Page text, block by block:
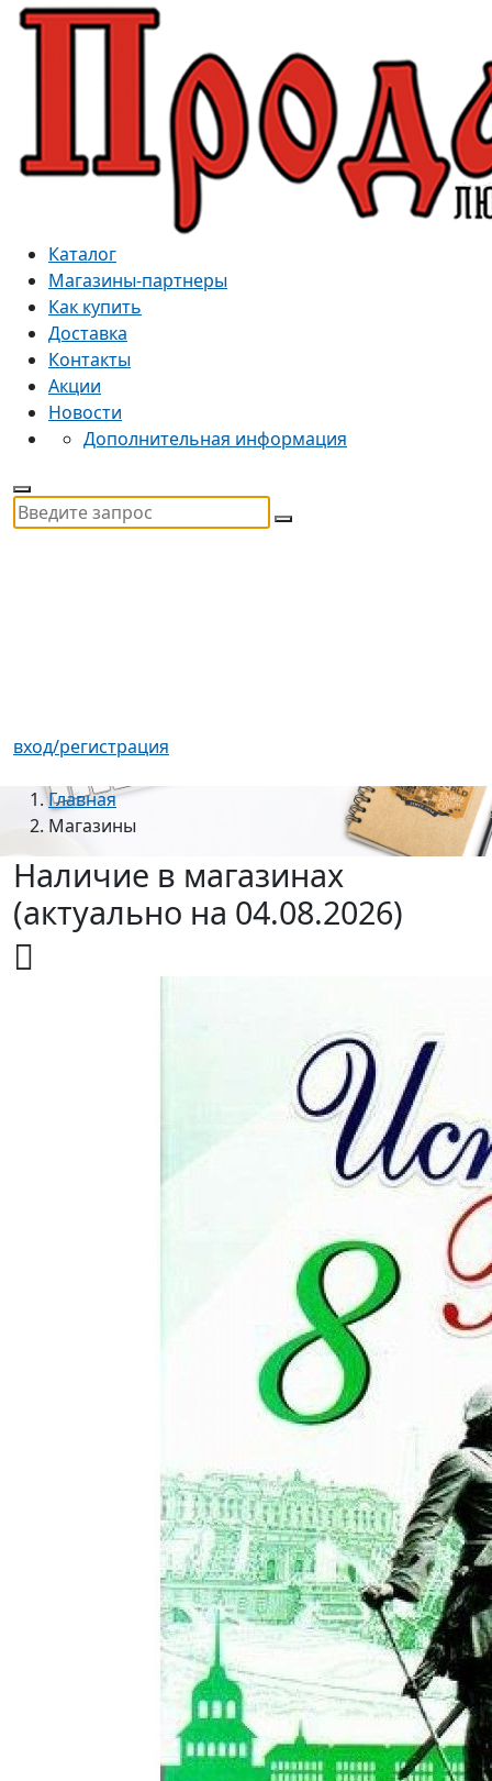
Каталог
Магазины-партнеры
Как купить
Доставка
Контакты
Акции
Новости
Дополнительная информация
вход/регистрация
Главная
Магазины
Наличие в магазинах
(актуально на 04.08.2026)